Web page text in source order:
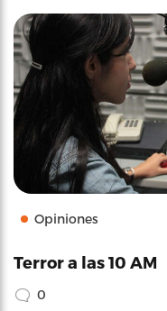
Opiniones
Terror a las 10 AM
0